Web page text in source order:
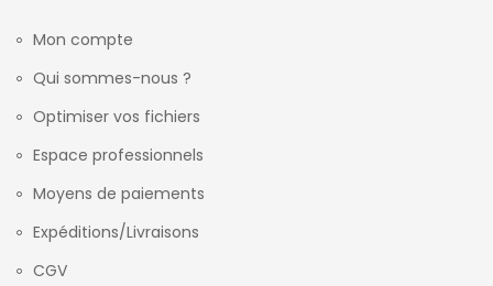
Mon compte
Qui sommes-nous ?
Optimiser vos fichiers
Espace professionnels
Moyens de paiements
Expéditions/Livraisons
CGV